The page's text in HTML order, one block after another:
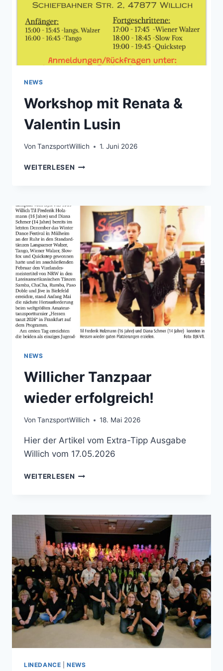
NEWS
Workshop mit Renata &
Valentin Lusin
Von TanzsportWillich 1. Juni 2026
WEITERLESEN WORKSHOP
VALENTIN
LUSIN
NEWS
Willicher Tanzpaar
wieder erfolgreich!
Von TanzsportWillich 18. Mai 2026
Hier der Artikel vom Extra-Tipp Ausgabe
Willich vom 17.05.2026
WEITERLESEN WILLICHER
LINEDANCE |NEWS